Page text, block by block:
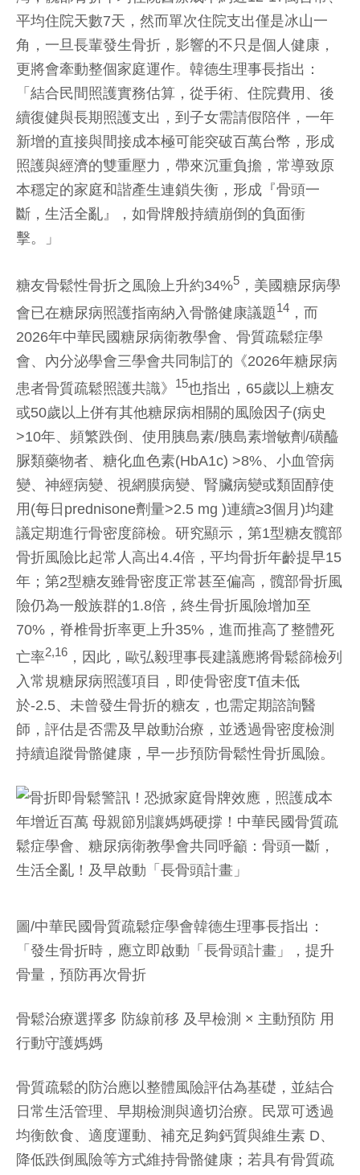
平均住院天數7天，然而單次住院支出僅是冰山一
角，一旦長輩發生骨折，影響的不只是個人健康，
更將會牽動整個家庭運作。韓德生理事長指出：
「結合民間照護實務估算，從手術、住院費用、後
續復健與長期照護支出，到子女需請假陪伴，一年
新增的直接與間接成本極可能突破百萬台幣，形成
照護與經濟的雙重壓力，帶來沉重負擔，常導致原
本穩定的家庭和諧產生連鎖失衡，形成『骨頭一
斷，生活全亂』，如骨牌般持續崩倒的負面衝
擊。」
糖友骨鬆性骨折之風險上升約34%5 ，美國糖尿病學
會已在糖尿病照護指南納入骨骼健康議題14 ，而
2026年中華民國糖尿病衛教學會、骨質疏鬆症學
會、內分泌學會三學會共同制訂的《2026年糖尿病
患者骨質疏鬆照護共識》
15也指出，65歲以上糖友
或50歲以上併有其他糖尿病相關的風險因子(病史
>10年、頻繁跌倒、使用胰島素/胰島素增敏劑/磺醯
脲類藥物者、糖化血色素(HbA1c) >8%、小血管病
變、神經病變、視網膜病變、腎臟病變或類固醇使
用(每日prednisone劑量>2.5 mg )連續≥3個月)均建
議定期進行骨密度篩檢。研究顯示，第1型糖友髖部
骨折風險比起常人高出4.4倍，平均骨折年齡提早15
年；第2型糖友雖骨密度正常甚至偏高，髖部骨折風
險仍為一般族群的1.8倍，終生骨折風險增加至
70%，脊椎骨折率更上升35%，進而推高了整體死
亡率2,16 ，因此，歐弘毅理事長建議應將骨鬆篩檢列
入常規糖尿病照護項目，即使骨密度T值未低
於-2.5、未曾發生骨折的糖友，也需定期諮詢醫
師，評估是否需及早啟動治療，並透過骨密度檢測
持續追蹤骨骼健康，早一步預防骨鬆性骨折風險。
圖/中華民國骨質疏鬆症學會韓德生理事長指出：
「發生骨折時，應立即啟動「長骨頭計畫」，提升
骨量，預防再次骨折
骨鬆治療選擇多 防線前移 及早檢測 × 主動預防 用
行動守護媽媽
骨質疏鬆的防治應以整體風險評估為基礎，並結合
日常生活管理、早期檢測與適切治療。民眾可透過
均衡飲食、適度運動、補充足夠鈣質與維生素 D、
降低跌倒風險等方式維持骨骼健康；若具有骨質疏